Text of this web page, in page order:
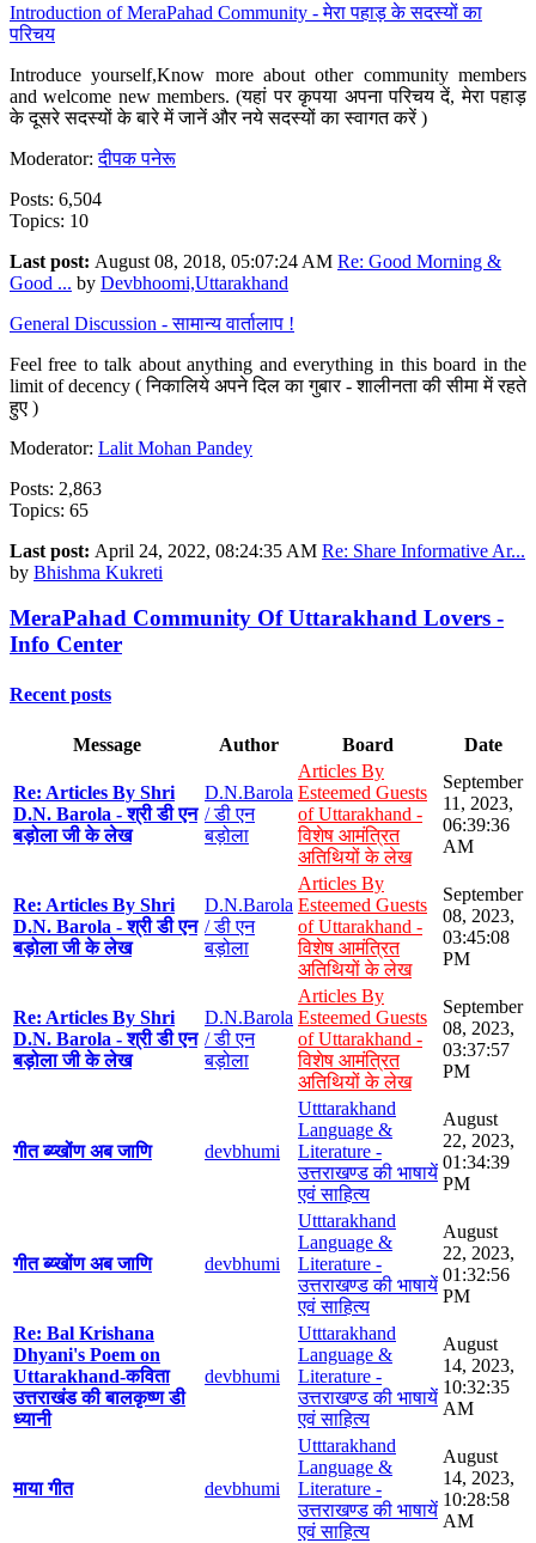
Introduction of MeraPahad Community - मेरा पहाड़ के सदस्यों का
परिचय
Introduce yourself,Know more about other community members
and welcome new members. (यहां पर कृपया अपना परिचय दें, मेरा पहाड़
के दूसरे सदस्यों के बारे में जानें और नये सदस्यों का स्वागत करें )
Moderator:दीपक पनेरू
Posts: 6,504
Topics: 10
Last post: August 08, 2018, 05:07:24 AM Re: Good Morning &
Good ... by Devbhoomi,Uttarakhand
General Discussion - सामान्य वार्तालाप !
Feel free to talk about anything and everything in this board in the
limit of decency ( निकालिये अपने दिल का गुबार - शालीनता की सीमा में रहते
हुए )
Moderator: Lalit Mohan Pandey
Posts: 2,863
Topics: 65
Last post: April 24, 2022, 08:24:35 AM Re: Share Informative Ar...
by Bhishma Kukreti
MeraPahad Community Of Uttarakhand Lovers -
Info Center
Recent posts
Message Author Board Date
Re: Articles By Shri
D.N. Barola - श्री डी एन
बड़ोला जी के लेख
D.N.Barola
/ डी एन
बड़ोला
Articles By
Esteemed Guests
of Uttarakhand -
विशेष आमंत्रित
अतिथियों के लेख
September
11, 2023,
06:39:36
AM
Re: Articles By Shri
D.N. Barola - श्री डी एन
बड़ोला जी के लेख
D.N.Barola
/ डी एन
बड़ोला
Articles By
Esteemed Guests
of Uttarakhand -
विशेष आमंत्रित
अतिथियों के लेख
September
08, 2023,
03:45:08
PM
Re: Articles By Shri
D.N. Barola - श्री डी एन
बड़ोला जी के लेख
D.N.Barola
/ डी एन
बड़ोला
Articles By
Esteemed Guests
of Uttarakhand -
विशेष आमंत्रित
अतिथियों के लेख
September
08, 2023,
03:37:57
PM
गीत ब्य्खोंण अब जाणि devbhumi
Utttarakhand
Language &
Literature -
उत्तराखण्ड की भाषायें
एवं साहित्य
August
22, 2023,
01:34:39
PM
गीत ब्य्खोंण अब जाणि devbhumi
Utttarakhand
Language &
Literature -
उत्तराखण्ड की भाषायें
एवं साहित्य
August
22, 2023,
01:32:56
PM
Re: Bal Krishana
Dhyani's Poem on
Uttarakhand-कविता
उत्तराखंड की बालकृष्ण डी
ध्यानी
devbhumi
Utttarakhand
Language &
Literature -
उत्तराखण्ड की भाषायें
एवं साहित्य
August
14, 2023,
10:32:35
AM
माया गीत devbhumi
Utttarakhand
Language &
Literature -
उत्तराखण्ड की भाषायें
एवं साहित्य
August
14, 2023,
10:28:58
AM